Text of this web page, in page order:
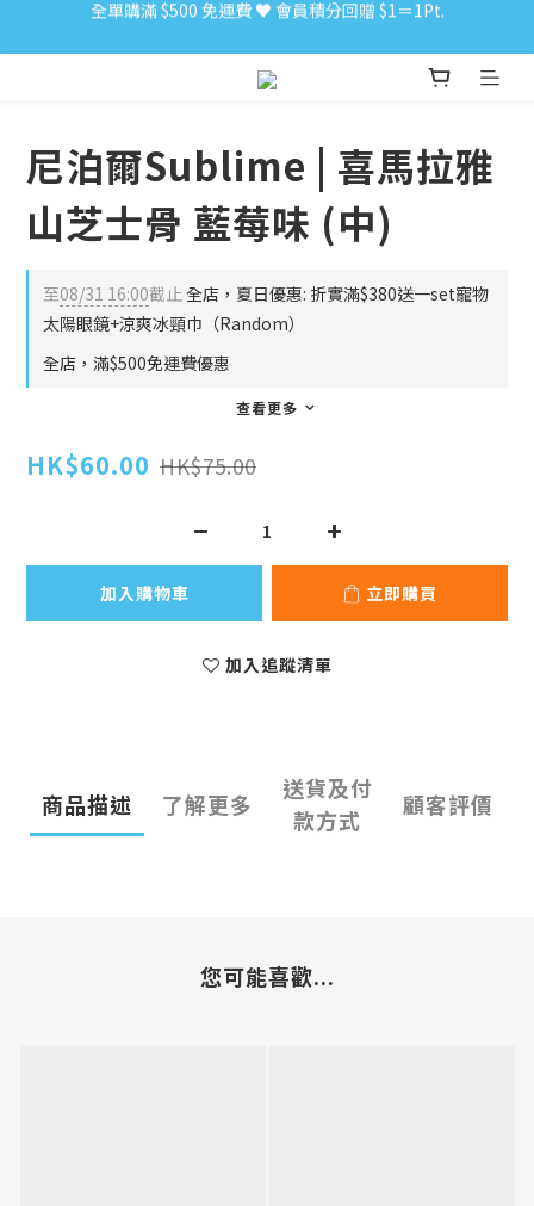
小食購滿 $300 順豐免運費 ‼
小食購滿 $300 順豐免運費 ‼
尼泊爾Sublime | 喜馬拉雅
山芝士骨 藍莓味 (中)
至08/31 16:00截止全店，夏日優惠: 折實滿$380送一set寵物
太陽眼鏡+涼爽冰頸巾（Random）
全店，滿$500免運費優惠
查看更多
HK$60.00 HK$75.00
加入購物車 立即購買
加入追蹤清單
商品描述 了解更多
送貨及付
款方式
顧客評價
您可能喜歡...